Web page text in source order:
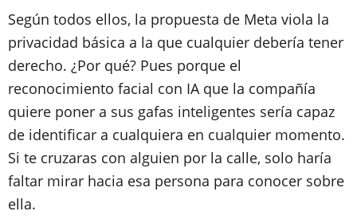
Según todos ellos, la propuesta de Meta viola la
privacidad básica a la que cualquier debería tener
derecho. ¿Por qué? Pues porque el
reconocimiento facial con IA que la compañía
quiere poner a sus gafas inteligentes sería capaz
de identificar a cualquiera en cualquier momento.
Si te cruzaras con alguien por la calle, solo haría
faltar mirar hacia esa persona para conocer sobre
ella.